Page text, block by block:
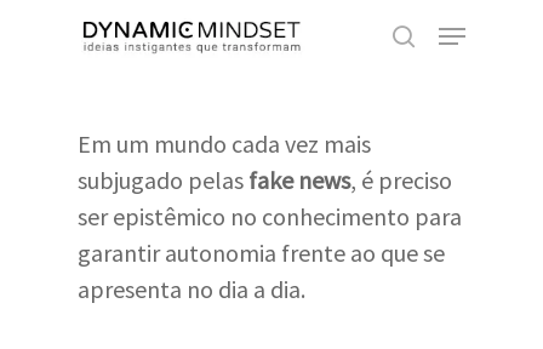
search
Menu
Em um mundo cada vez mais
subjugado pelas fake news, é preciso
ser epistêmico no conhecimento para
garantir autonomia frente ao que se
apresenta no dia a dia.